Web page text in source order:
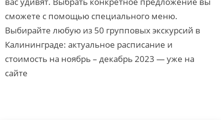
сможете с помощью специального меню.
Выбирайте любую из 50 групповых экскурсий в
Калининграде: актуальное расписание и
стоимость на ноябрь – декабрь 2023 — уже на
сайте